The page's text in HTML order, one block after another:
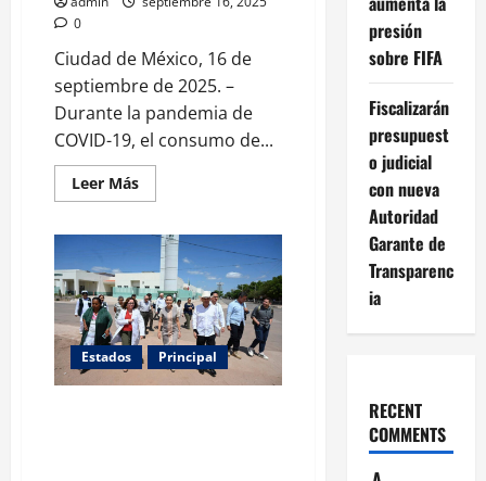
0
Ciudad de México, 16 de
septiembre de 2025. –
Durante la pandemia de
COVID-19, el consumo de...
Leer MásLeer
más
Confinamiento,
ansiedad
y
copas
de
más:
el
efecto
del
COVID
Estados Principal
presión
sobre FIFA
Fiscalizarán
presupuest
o judicial
con nueva
Autoridad
Garante de
Transparenc
ia
RECENT
COMMENTS